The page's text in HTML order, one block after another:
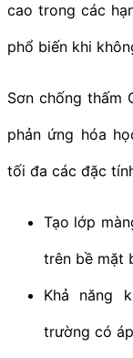
cao trong các
phổ biến khi
Sơn chống thấm
phản ứng hóa
tối đa các đặc
Tạo lớp
trên bề mặt
Khả năng
trường có